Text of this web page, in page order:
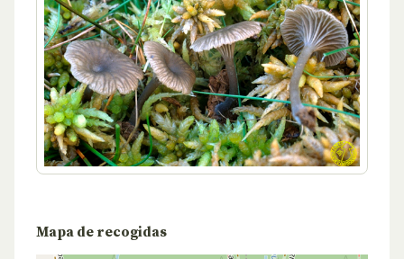
Mapa de recogidas